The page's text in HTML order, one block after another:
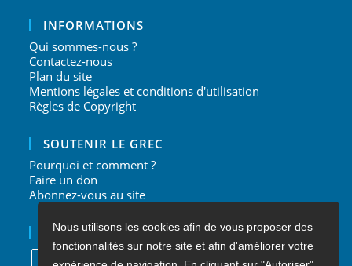
INFORMATIONS
Qui sommes-nous ?
Contactez-nous
Plan du site
Mentions légales et conditions d'utilisation
Règles de Copyright
SOUTENIR LE GREC
Pourquoi et comment ?
Faire un don
Abonnez-vous au site
NOUS SUIVRE
Nous utilisons les cookies afin de vous proposer des
fonctionnalités sur notre site et afin d'améliorer votre